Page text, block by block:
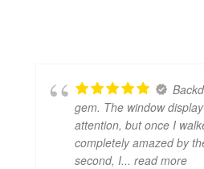
gem. The window
attention, but once I
completely amazed by
second, I... read more